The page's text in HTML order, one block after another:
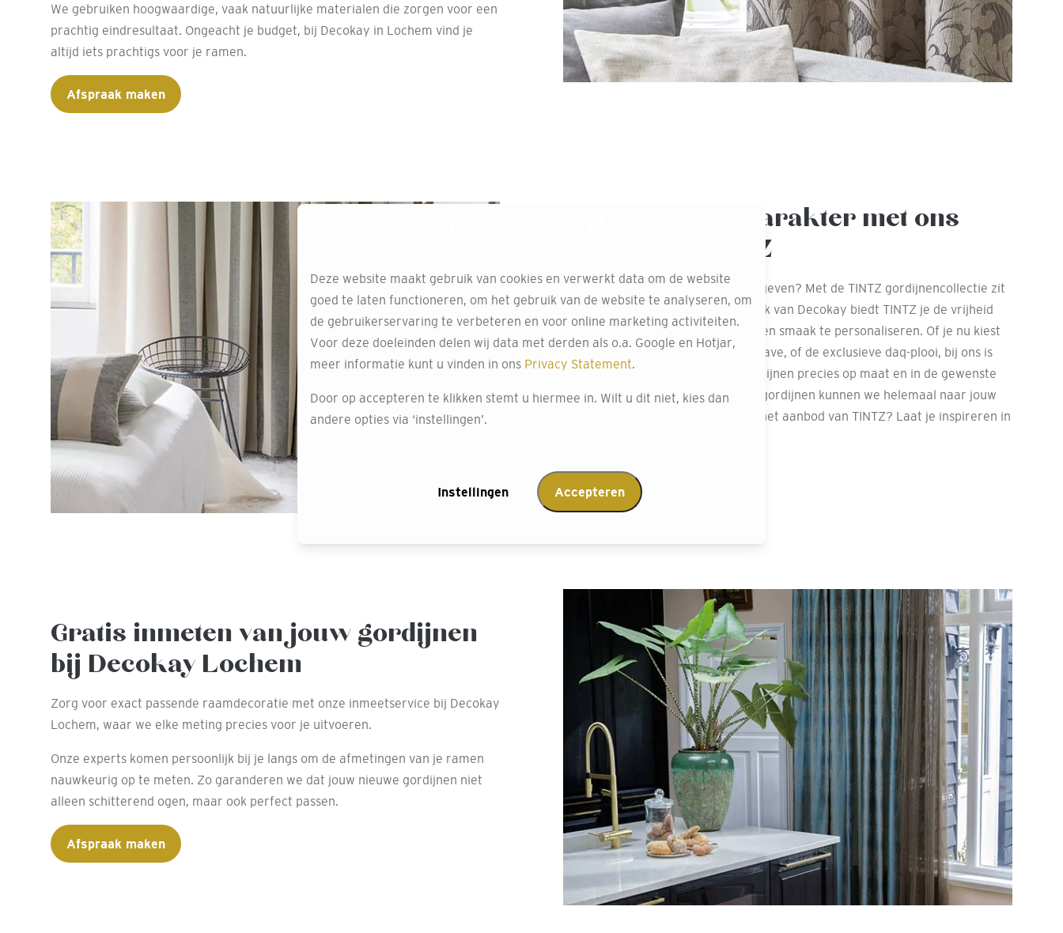
We gebruiken hoogwaardige, vaak natuurlijke materialen die zorgen voor een
prachtig eindresultaat. Ongeacht je budget, bij Decokay in Lochem vind je
altijd iets prachtigs voor je ramen.
Afspraak maken
Geef je ramen karakter met ons
huismerk TINTZ
Wil je je interieur een nieuwe look geven? Met de TINTZ gordijnencollectie zit
je altijd goed! Als exclusief huismerk van Decokay biedt TINTZ je de vrijheid
om jouw gordijnen geheel naar eigen smaak te personaliseren. Of je nu kiest
voor een enkele retourplooi, een wave, of de exclusieve daq-plooi, bij ons is
alles mogelijk. Wij maken jouw gordijnen precies op maat en in de gewenste
confectiemethode. Ook onze vouwgordijnen kunnen we helemaal naar jouw
smaak aanpassen. Benieuwd naar het aanbod van TINTZ? Laat je inspireren in
Afspraak maken
Gratis inmeten van jouw gordijnen
bij Decokay Lochem
Zorg voor exact passende raamdecoratie met onze inmeetservice bij Decokay
Lochem, waar we elke meting precies voor je uitvoeren.
Onze experts komen persoonlijk bij je langs om de afmetingen van je ramen
nauwkeurig op te meten. Zo garanderen we dat jouw nieuwe gordijnen niet
alleen schitterend ogen, maar ook perfect passen.
Afspraak maken
Deze website maakt gebruik van cookies en verwerkt data om de website
goed te laten functioneren, om het gebruik van de website te analyseren, om
de gebruikerservaring te verbeteren en voor online marketing activiteiten.
Voor deze doeleinden delen wij data met derden als o.a. Google en Hotjar,
meer informatie kunt u vinden in ons Privacy Statement.
Door op accepteren te klikken stemt u hiermee in. Wilt u dit niet, kies dan
andere opties via ‘instellingen’.
Instellingen Accepteren